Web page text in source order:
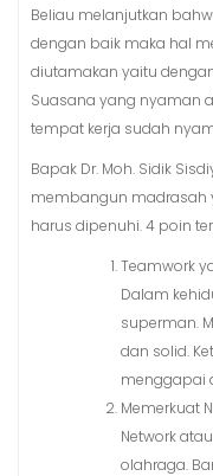
Beliau melanjutkan
dengan baik maka hal
diutamakan yaitu
Suasana yang nyaman
tempat kerja sudah
Bapak Dr. Moh. Sidik
membangun madrasah
harus dipenuhi. 4 poin
Teamwork
Dalam
superman.
dan solid.
menggapai
Memerkuat
Network
olahraga.